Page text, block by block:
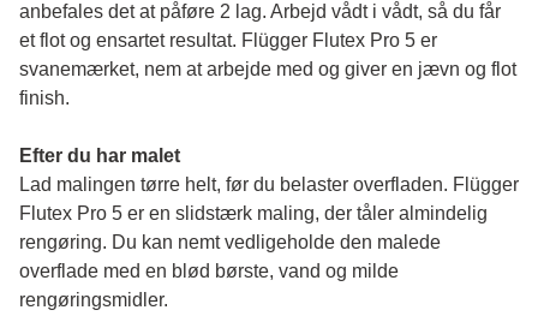
anbefales det at påføre 2 lag. Arbejd vådt i vådt, så du får
et flot og ensartet resultat. Flügger Flutex Pro 5 er
svanemærket, nem at arbejde med og giver en jævn og flot
finish.
Efter du har malet
Lad malingen tørre helt, før du belaster overfladen. Flügger
Flutex Pro 5 er en slidstærk maling, der tåler almindelig
rengøring. Du kan nemt vedligeholde den malede
overflade med en blød børste, vand og milde
rengøringsmidler.